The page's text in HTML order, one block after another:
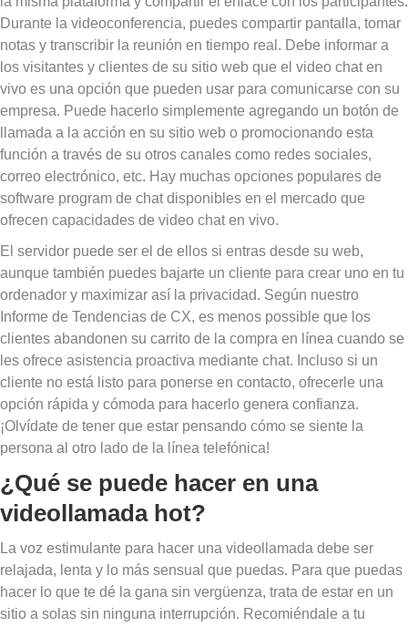
Durante la videoconferencia, puedes compartir pantalla, tomar
notas y transcribir la reunión en tiempo real. Debe informar a
los visitantes y clientes de su sitio web que el video chat en
vivo es una opción que pueden usar para comunicarse con su
empresa. Puede hacerlo simplemente agregando un botón de
llamada a la acción en su sitio web o promocionando esta
función a través de su otros canales como redes sociales,
correo electrónico, etc. Hay muchas opciones populares de
software program de chat disponibles en el mercado que
ofrecen capacidades de video chat en vivo.
El servidor puede ser el de ellos si entras desde su web,
aunque también puedes bajarte un cliente para crear uno en tu
ordenador y maximizar así la privacidad. Según nuestro
Informe de Tendencias de CX, es menos possible que los
clientes abandonen su carrito de la compra en línea cuando se
les ofrece asistencia proactiva mediante chat. Incluso si un
cliente no está listo para ponerse en contacto, ofrecerle una
opción rápida y cómoda para hacerlo genera confianza.
¡Olvídate de tener que estar pensando cómo se siente la
persona al otro lado de la línea telefónica!
¿Qué se puede hacer en una
videollamada hot?
La voz estimulante para hacer una videollamada debe ser
relajada, lenta y lo más sensual que puedas. Para que puedas
hacer lo que te dé la gana sin vergüenza, trata de estar en un
sitio a solas sin ninguna interrupción. Recomiéndale a tu